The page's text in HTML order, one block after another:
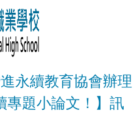
永續教育協會辦理
專題小論文！】訊